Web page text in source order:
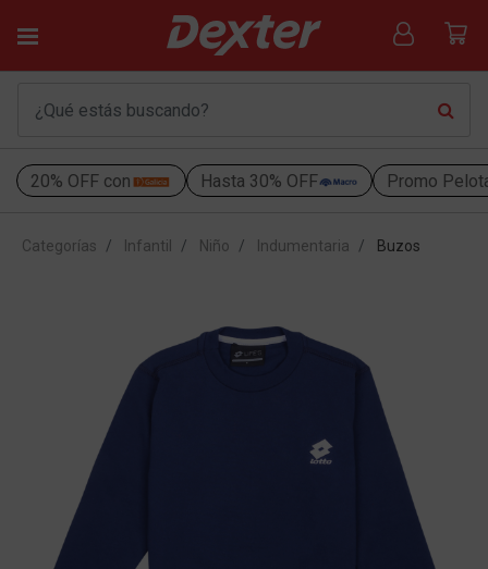
20% OFF con Hasta 30% OFF Promo
Categorías Infantil Niño Indumentaria Buzos